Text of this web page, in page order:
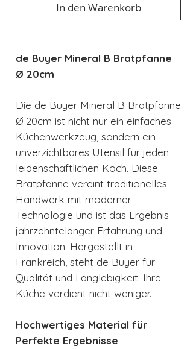
In den Warenkorb
de Buyer Mineral B Bratpfanne
Ø 20cm
Die de Buyer Mineral B Bratpfanne
Ø 20cm ist nicht nur ein einfaches
Küchenwerkzeug, sondern ein
unverzichtbares Utensil für jeden
leidenschaftlichen Koch. Diese
Bratpfanne vereint traditionelles
Handwerk mit moderner
Technologie und ist das Ergebnis
jahrzehntelanger Erfahrung und
Innovation. Hergestellt in
Frankreich, steht de Buyer für
Qualität und Langlebigkeit. Ihre
Küche verdient nicht weniger.
Hochwertiges Material für
Perfekte Ergebnisse